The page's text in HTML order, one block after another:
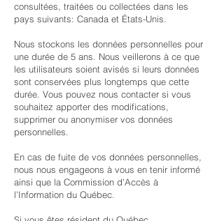
consultées, traitées ou collectées dans les
pays suivants: Canada et États-Unis.
Nous stockons les données personnelles pour
une durée de 5 ans. Nous veillerons à ce que
les utilisateurs soient avisés si leurs données
sont conservées plus longtemps que cette
durée. Vous pouvez nous contacter si vous
souhaitez apporter des modifications,
supprimer ou anonymiser vos données
personnelles.
En cas de fuite de vos données personnelles,
nous nous engageons à vous en tenir informé
ainsi que la Commission d’Accès à
l’Information du Québec.